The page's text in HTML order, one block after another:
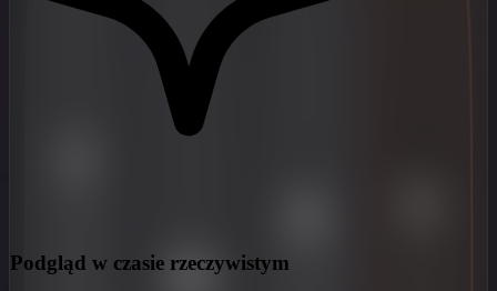
Podgląd w czasie rzeczywistym